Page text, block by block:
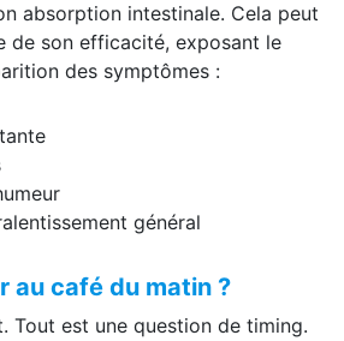
absorption intestinale. Cela peut
de son efficacité, exposant le
des symptômes :
général
au café du matin ?
Tout est une question de timing.